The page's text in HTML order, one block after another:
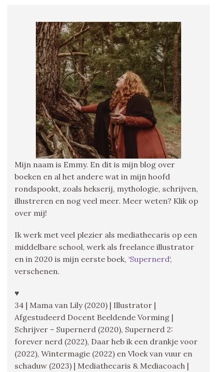
Mijn naam is Emmy. En dit is mijn blog over
boeken en al het andere wat in mijn hoofd
rondspookt, zoals hekserij, mythologie, schrijven,
illustreren en nog veel meer. Meer weten? Klik op
over mij!
Ik werk met veel plezier als mediathecaris op een
middelbare school, werk als freelance illustrator
en in 2020 is mijn eerste boek, ‘Supernerd‘,
verschenen.
♥
34 | Mama van Lily (2020) | Illustrator |
Afgestudeerd Docent Beeldende Vorming |
Schrijver – Supernerd (2020), Supernerd 2:
forever nerd (2022), Daar heb ik een drankje voor
(2022), Wintermagie (2022) en Vloek van vuur en
schaduw (2023) | Mediathecaris & Mediacoach |